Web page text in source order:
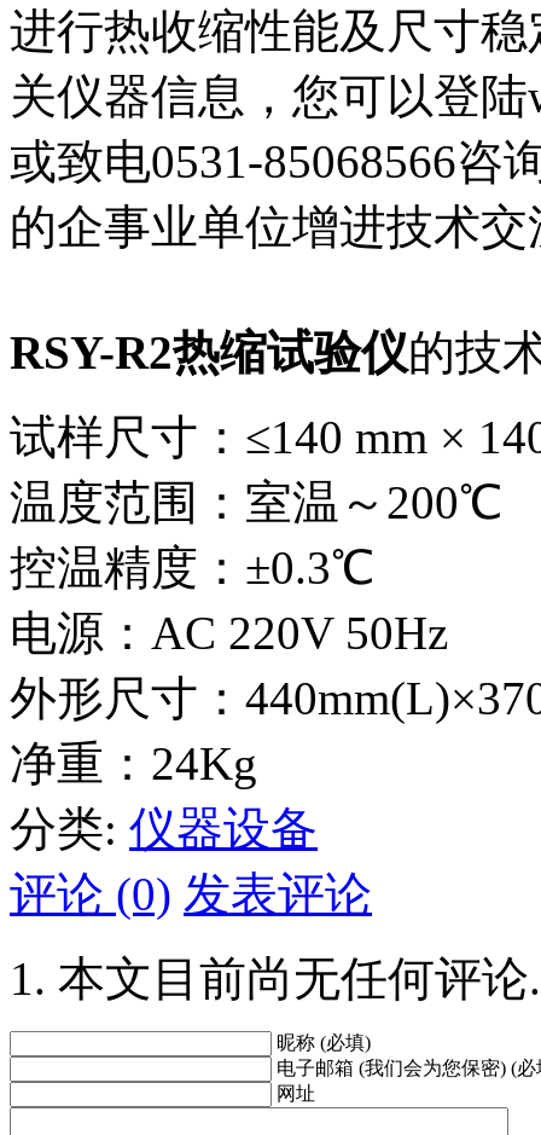
进行热收缩性能及尺寸
关仪器信息，您可以登
或致电0531-85068566咨
的企事业单位增进技术
RSY-R2热缩试验仪的技
试样尺寸：≤140 mm ×
温度范围：室温～200℃
控温精度：±0.3℃
电源：AC 220V 50Hz
外形尺寸：
净重：24Kg
分类: 仪器设备
评论 (0) 发表评论
本文目前尚无任何评论.
昵称 (必填)
电子邮箱 (我们会为您保密) (必
网址